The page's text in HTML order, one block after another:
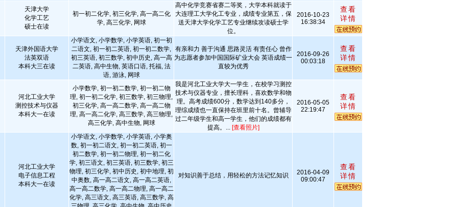
天津大学
化学工艺
硕士在读
初一初二化学, 初三化学, 高一高二化
学, 高三化学, 网球
高中化学竞赛省赛二等奖，大学本科就读于
大连理工大学化工专业，成绩专业第五，保
送天津大学化学工艺专业继续攻读硕士学
位。
2016-10-23
16:38:34
查看
详情
天津外国语大学
法英双语
本科大三在读
小学语文, 小学数学, 小学英语, 初一初
二语文, 初一初二英语, 初一初二数学,
初三英语, 初三数学, 初中历史, 高一高
二英语, 高中生物, 英语口语, 托福, 法
语, 游泳, 网球
有亲和力 善于沟通 思路灵活 有责任心 曾作
为志愿者参加中国国际矿业大会 英语成绩一
直较为优秀
2016-09-26
00:03:18
查看
详情
河北工业大学
测控技术与仪器
本科大一在读
小学数学, 初一初二数学, 初一初二物
理, 初一初二化学, 初三数学, 初三物理,
初三化学, 高一高二数学, 高一高二物
理, 高一高二化学, 高三数学, 高三物理,
高三化学, 高中生物, 网球
我是河北工业大学大一学生，在校学习测控
技术与仪器专业，擅长理科，喜欢数学和物
理。高考成绩600分，数学达到140多分，
理综成绩也一直保持在班里前十名。曾辅导
过二年级学生和高一学生，他们的成绩都有
提高。... [查看照片]
2016-05-05
22:19:47
查看
详情
河北工业大学
电子信息工程
本科大一在读
小学语文, 小学数学, 小学英语, 小学奥
数, 初一初二语文, 初一初二英语, 初一
初二数学, 初一初二物理, 初一初二化
学, 初三语文, 初三英语, 初三数学, 初三
物理, 初三化学, 初中历史, 初中地理, 初
中奥数, 高一高二语文, 高一高二英语,
高一高二数学, 高一高二物理, 高一高二
化学, 高三语文, 高三英语, 高三数学, 高
对知识善于总结，用轻松的方法记忆知识
2016-04-09
09:00:47
查看
详情